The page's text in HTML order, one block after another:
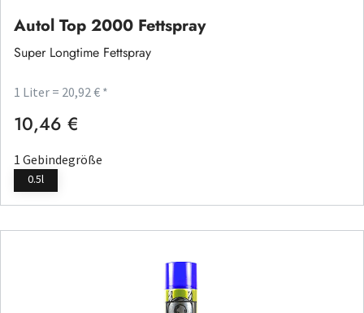
Autol Top 2000 Fettspray
Super Longtime Fettspray
1 Liter = 20,92 € *
Regulärer Preis:
10,46 €
1 Gebindegröße
0.5l